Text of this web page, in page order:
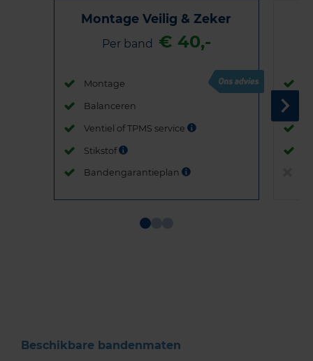
Montage Veilig & Zeker
Per band € 40,-
Montage
Balanceren
Ventiel of TPMS service
Stikstof
Bandengarantieplan
Beschikbare bandenmaten